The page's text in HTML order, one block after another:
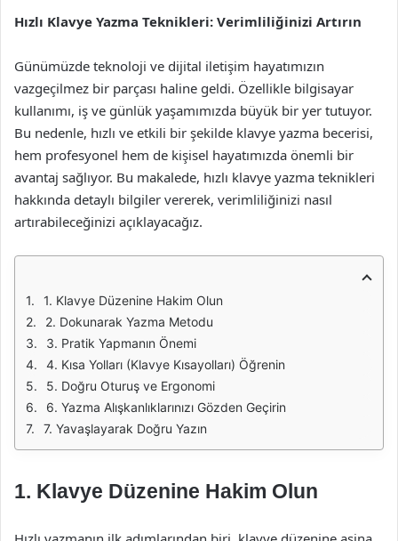
Hızlı Klavye Yazma Teknikleri: Verimliliğinizi Artırın
Günümüzde teknoloji ve dijital iletişim hayatımızın
vazgeçilmez bir parçası haline geldi. Özellikle bilgisayar
kullanımı, iş ve günlük yaşamımızda büyük bir yer tutuyor.
Bu nedenle, hızlı ve etkili bir şekilde klavye yazma becerisi,
hem profesyonel hem de kişisel hayatımızda önemli bir
avantaj sağlıyor. Bu makalede, hızlı klavye yazma teknikleri
hakkında detaylı bilgiler vererek, verimliliğinizi nasıl
artırabileceğinizi açıklayacağız.
1. Klavye Düzenine Hakim Olun
2. Dokunarak Yazma Metodu
3. Pratik Yapmanın Önemi
4. Kısa Yolları (Klavye Kısayolları) Öğrenin
5. Doğru Oturuş ve Ergonomi
6. Yazma Alışkanlıklarınızı Gözden Geçirin
7. Yavaşlayarak Doğru Yazın
1. Klavye Düzenine Hakim Olun